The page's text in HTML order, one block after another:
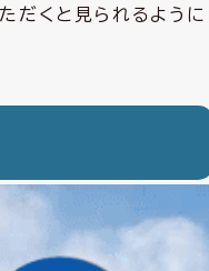
だくと見られるように